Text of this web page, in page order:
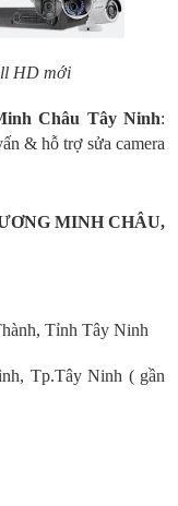
HD mới
Châu Tây Ninh:
& hỗ trợ sửa camera
MINH CHÂU,
Tỉnh Tây Ninh
Tp.Tây Ninh ( gần